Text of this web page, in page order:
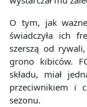
O tym, jak
świadczyła ich
szerszą od
grono kibiców.
składu, miał
przeciwnikiem i
sezonu.